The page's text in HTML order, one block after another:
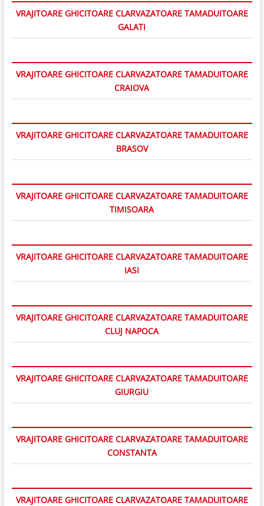
VRAJITOARE GHICITOARE CLARVAZATOARE TAMADUITOARE
GALATI
VRAJITOARE GHICITOARE CLARVAZATOARE TAMADUITOARE
CRAIOVA
VRAJITOARE GHICITOARE CLARVAZATOARE TAMADUITOARE
BRASOV
VRAJITOARE GHICITOARE CLARVAZATOARE TAMADUITOARE
TIMISOARA
VRAJITOARE GHICITOARE CLARVAZATOARE TAMADUITOARE
IASI
VRAJITOARE GHICITOARE CLARVAZATOARE TAMADUITOARE
CLUJ NAPOCA
VRAJITOARE GHICITOARE CLARVAZATOARE TAMADUITOARE
GIURGIU
VRAJITOARE GHICITOARE CLARVAZATOARE TAMADUITOARE
CONSTANTA
VRAJITOARE GHICITOARE CLARVAZATOARE TAMADUITOARE